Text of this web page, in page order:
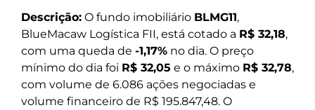
Descrição: O fundo imobiliário BLMG11,
BlueMacaw Logística FII, está cotado a R$ 32,18,
com uma queda de -1,17% no dia. O preço
mínimo do dia foi R$ 32,05 e o máximo R$ 32,78,
com volume de 6.086 ações negociadas e
volume financeiro de R$ 195.847,48. O